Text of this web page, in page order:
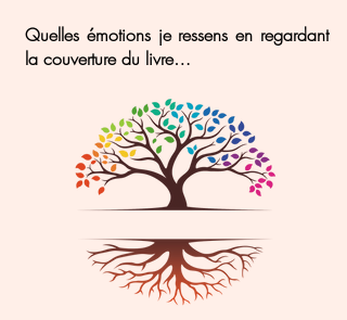
Quelles émotions je ressens en regardant
la couverture du livre…